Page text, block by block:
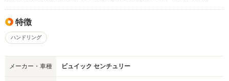
特徴
ハンドリング
メーカー・車種 ビュイック センチュリー